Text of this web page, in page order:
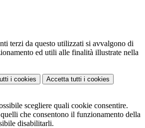
terzi da questo utilizzati si avvalgono di
ed utili alle finalità illustrate nella
i cookies Accetta tutti i cookies
scegliere quali cookie consentire.
che consentono il funzionamento della
disabilitarli.